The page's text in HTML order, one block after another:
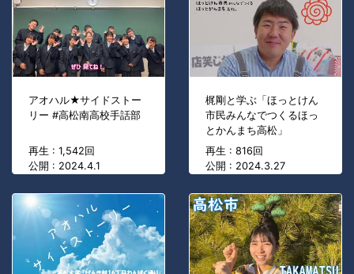
アオハル★サイドストー
リー #高松南高校手話部
再生 : 1,542回
公開 : 2024.4.1
梶剛と学ぶ「ほっとけん
市民みんなでつくるほっ
とかんまち高松」
再生 : 816回
公開 : 2024.3.27